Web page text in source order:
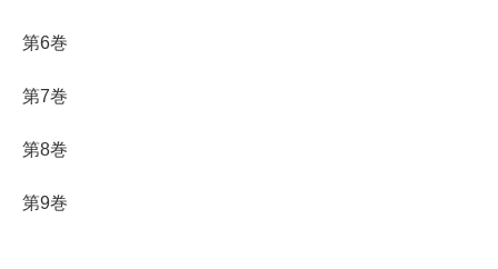
第6巻
第7巻
第8巻
第9巻